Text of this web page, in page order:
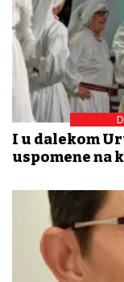
I u dalekom
uspomene na